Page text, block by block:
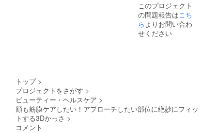
サージ
ジェル
30g ×
1本 ・
取扱説
300g
× 1本 ・
このプロジェクト
の問題報告はこち
らよりお問い合わ
せください
トップ >
プロジェクトをさがす >
ビューティー・ヘルスケア >
顔も筋膜ケアしたい！アプローチしたい部位に絶妙にフィッ
トする3Dかっさ >
コメント